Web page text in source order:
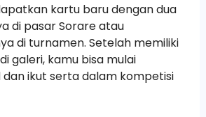
kartu baru dengan dua
di pasar Sorare atau
di turnamen. Setelah memiliki
galeri, kamu bisa mulai
dan ikut serta dalam kompetisi